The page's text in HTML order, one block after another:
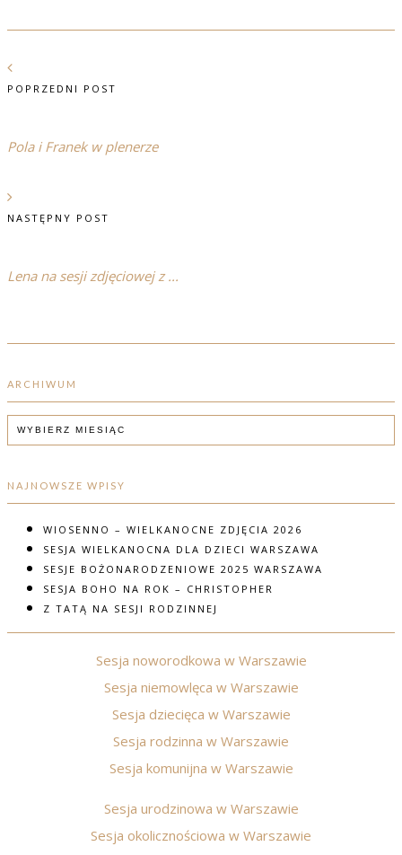
POPRZEDNI POST
Pola i Franek w plenerze
NASTĘPNY POST
Lena na sesji zdjęciowej z ...
ARCHIWUM
ARCHIWUM
NAJNOWSZE WPISY
WIOSENNO – WIELKANOCNE ZDJĘCIA 2026
SESJA WIELKANOCNA DLA DZIECI WARSZAWA
SESJE BOŻONARODZENIOWE 2025 WARSZAWA
SESJA BOHO NA ROK – CHRISTOPHER
Z TATĄ NA SESJI RODZINNEJ
Sesja noworodkowa w Warszawie
Sesja niemowlęca w Warszawie
Sesja dziecięca w Warszawie
Sesja rodzinna w Warszawie
Sesja komunijna w Warszawie
Sesja urodzinowa w Warszawie
Sesja okolicznościowa w Warszawie